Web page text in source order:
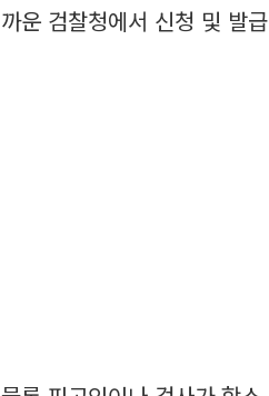
까운 검찰청에서 신청 및 발